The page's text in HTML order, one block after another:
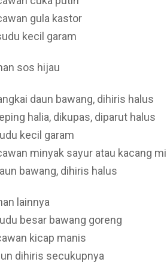
gula kastor
kecil garam
sos hijau
daun bawang, dihiris halus
halia, dikupas, diparut halus
kecil garam
minyak sayur atau kacang
bawang, dihiris halus
lainnya
besar bawang goreng
kicap manis
dihiris secukupnya